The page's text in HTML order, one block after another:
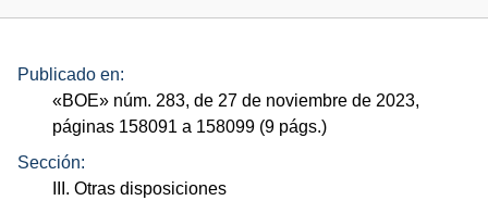
Publicado en:
«BOE» núm. 283, de 27 de noviembre de 2023,
páginas 158091 a 158099 (9 págs.)
Sección:
III. Otras disposiciones